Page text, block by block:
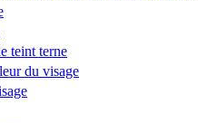
teint terne
du visage